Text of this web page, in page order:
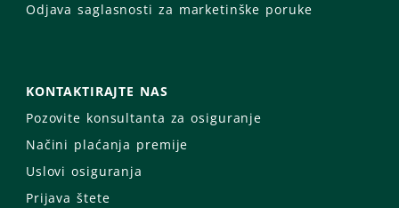
Odjava saglasnosti za marketinške poruke
KONTAKTIRAJTE NAS
Pozovite konsultanta za osiguranje
Načini plaćanja premije
Uslovi osiguranja
Prijava štete